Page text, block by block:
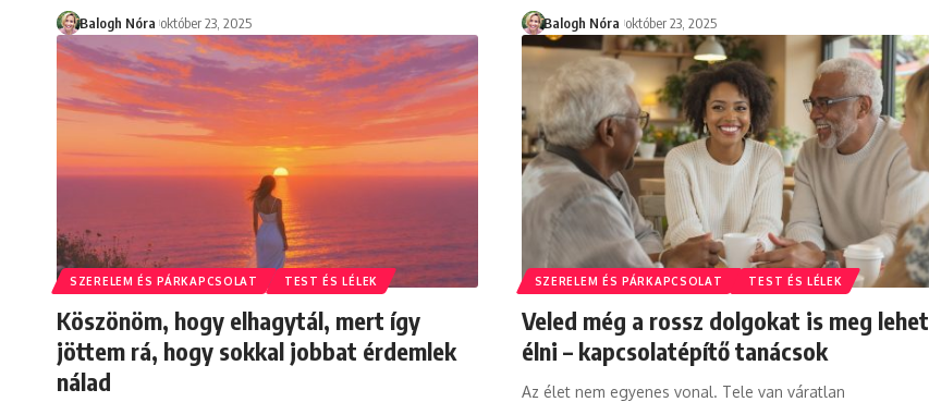
Balogh Nóra október 23, 2025 Balogh Nóra október 23, 2025
SZERELEM ÉS PÁRKAPCSOLAT TEST ÉS LÉLEK
Köszönöm, hogy elhagytál, mert így
jöttem rá, hogy sokkal jobbat érdemlek
nálad
SZERELEM ÉS PÁRKAPCSOLAT TEST ÉS LÉLEK
Veled még a rossz dolgokat is meg lehet
élni – kapcsolatépítő tanácsok
Az élet nem egyenes vonal. Tele van váratlan